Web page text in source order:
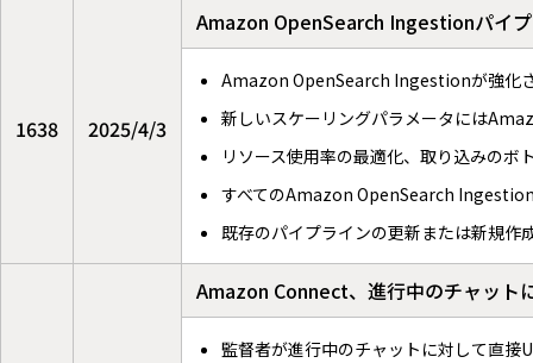
1638 2025/4/3
Amazon OpenSearch Ingestionパイ
Amazon OpenSearch Ingestionが強化
新しいスケーリングパラメータには
リソース使用率の最適化、取り込みの
すべてのAmazon OpenSearch
既存のパイプラインの更新または新規作
Amazon Connect、進行中のチャット
監督者が進行中のチャットに対して直接